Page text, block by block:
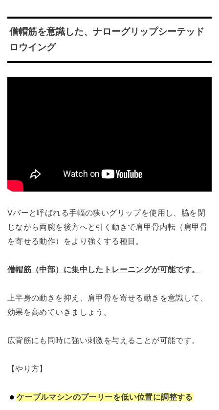
僧帽筋を意識した、ナローグリップシーテッド
ロウイング
Vバーと呼ばれる手幅の狭いグリップを使用し、脇を閉
じながら両腕を後方へと引く動きで肩甲骨内転（肩甲骨
を寄せる動作）をより強くする種目。
僧帽筋（中部）に集中したトレーニングが可能です。
上半身の動きを抑え、肩甲骨を寄せる動きを意識して、
効果を高めていきましょう。
広背筋にも同時に強い刺激を与えることが可能です。
【やり方】
ケーブルマシンのプーリーを低い位置に調整する